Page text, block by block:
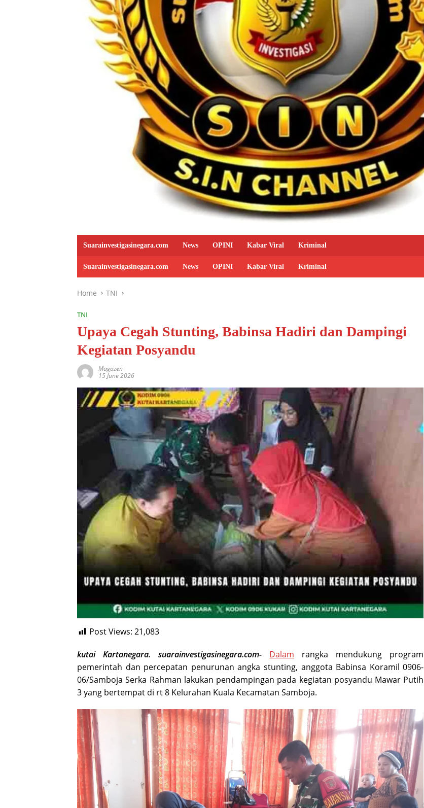
Suarainvestigasinegara.com News OPINI Kabar Viral Kriminal
Suarainvestigasinegara.com News OPINI Kabar Viral Kriminal
Home TNI
TNI
Upaya Cegah Stunting, Babinsa Hadiri dan Dampingi
Kegiatan Posyandu
Magazen
15 June 2026
Post Views: 21,083
kutai Kartanegara. suarainvestigasinegara.com- Dalam rangka mendukung program
pemerintah dan percepatan penurunan angka stunting, anggota Babinsa Koramil 0906-
06/Samboja Serka Rahman lakukan pendampingan pada kegiatan posyandu Mawar Putih
3 yang bertempat di rt 8 Kelurahan Kuala Kecamatan Samboja.